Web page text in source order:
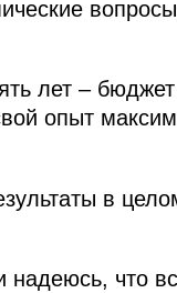
лет –
опыт
в
что